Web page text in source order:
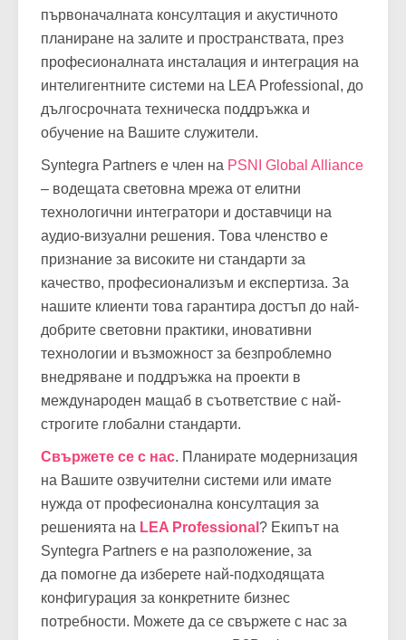
първоначалната консултация и акустичното
планиране на залите и пространствата, през
професионалната инсталация и интеграция на
интелигентните системи на LEA Professional, до
дългосрочната техническа поддръжка и
обучение на Вашите служители.
Syntegra Partners е член на PSNI Global Alliance
– водещата световна мрежа от елитни
технологични интегратори и доставчици на
аудио-визуални решения. Това членство е
признание за високите ни стандарти за
качество, професионализъм и експертиза. За
нашите клиенти това гарантира достъп до най-
добрите световни практики, иновативни
технологии и възможност за безпроблемно
внедряване и поддръжка на проекти в
международен мащаб в съответствие с най-
строгите глобални стандарти.
Свържете се с нас. Планирате модернизация
на Вашите озвучителни системи или имате
нужда от професионална консултация за
решенията на LEA Professional ? Екипът на
Syntegra Partners е на разположение, за
да помогне да изберете най-подходящата
конфигурация за конкретните бизнес
потребности. Можете да се свържете с нас за